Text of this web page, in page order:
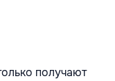
получают